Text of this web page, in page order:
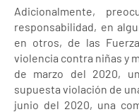
Adicionalmente,
responsabilidad, en
en otros, de las
violencia contra niñas y
de marzo del 2020,
supuesta violación de
junio del 2020, una